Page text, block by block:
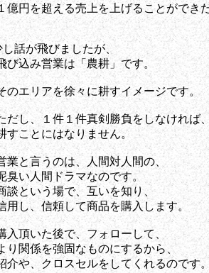
を超える売上を上げることができ
話が飛びましたが、
み営業は「農耕」です。
エリアを徐々に耕すイメージです。
、１件１件真剣勝負をしなければ
ことにはなりません。
と言うのは、人間対人間の、
人間ドラマなのです。
いう場で、互いを知り、
、信頼して商品を購入します。
頂いた後で、フォローして、
係を強固なものにするから、
、クロスセルをしてくれるのです